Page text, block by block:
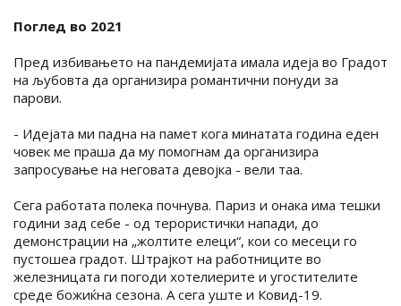
Поглед во 2021
Пред избивањето на пандемијата имала идеја во Градот
на љубовта да организира романтични понуди за
парови.
- Идејата ми падна на памет кога минатата година еден
човек ме праша да му помогнам да организира
запросување на неговата девојка - вели таа.
Сега работата полека почнува. Париз и онака има тешки
години зад себе - од терористички напади, до
демонстрации на „жолтите елеци“, кои со месеци го
пустошеа градот. Штрајкот на работниците во
железницата ги погоди хотелиерите и угостителите
среде божиќна сезона. А сега уште и Ковид-19.